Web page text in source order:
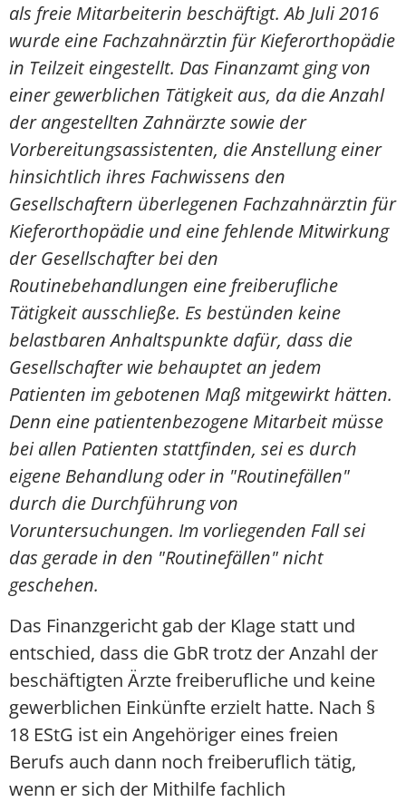
als freie Mitarbeiterin beschäftigt. Ab Juli 2016
wurde eine Fachzahnärztin für Kieferorthopädie
in Teilzeit eingestellt. Das Finanzamt ging von
einer gewerblichen Tätigkeit aus, da die Anzahl
der angestellten Zahnärzte sowie der
Vorbereitungsassistenten, die Anstellung einer
hinsichtlich ihres Fachwissens den
Gesellschaftern überlegenen Fachzahnärztin für
Kieferorthopädie und eine fehlende Mitwirkung
der Gesellschafter bei den
Routinebehandlungen eine freiberufliche
Tätigkeit ausschließe. Es bestünden keine
belastbaren Anhaltspunkte dafür, dass die
Gesellschafter wie behauptet an jedem
Patienten im gebotenen Maß mitgewirkt hätten.
Denn eine patientenbezogene Mitarbeit müsse
bei allen Patienten stattfinden, sei es durch
eigene Behandlung oder in "Routinefällen"
durch die Durchführung von
Voruntersuchungen. Im vorliegenden Fall sei
das gerade in den "Routinefällen" nicht
geschehen.
Das Finanzgericht gab der Klage statt und
entschied, dass die GbR trotz der Anzahl der
beschäftigten Ärzte freiberufliche und keine
gewerblichen Einkünfte erzielt hatte. Nach §
18 EStG ist ein Angehöriger eines freien
Berufs auch dann noch freiberuflich tätig,
wenn er sich der Mithilfe fachlich